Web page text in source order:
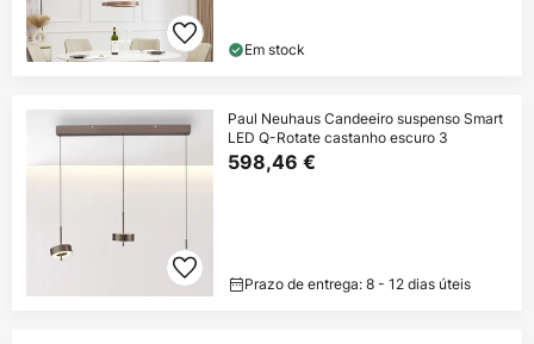
Em stock
Paul Neuhaus Candeeiro suspenso Smart
LED Q-Rotate castanho escuro 3
598,46 €
Prazo de entrega: 8 - 12 dias úteis